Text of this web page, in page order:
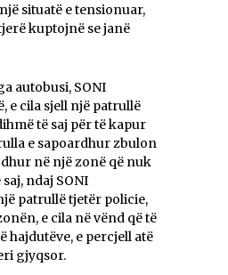
situatë e tensionuar,
kuptojnë se janë
autobusi, SONI
e cila sjell një patrullë
të saj për të kapur
e sapoardhur zbulon
në një zonë që nuk
ndaj SONI
patrullë tjetër policie,
e cila në vënd që të
hajdutëve, e percjell atë
gjyqsor.